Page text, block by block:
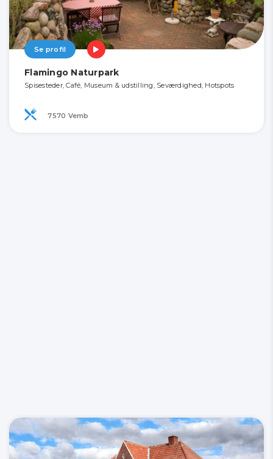
Se profil
Flamingo Naturpark
Spisesteder, Café, Museum & udstilling, Seværdighed, Hotspots
7570 Vemb